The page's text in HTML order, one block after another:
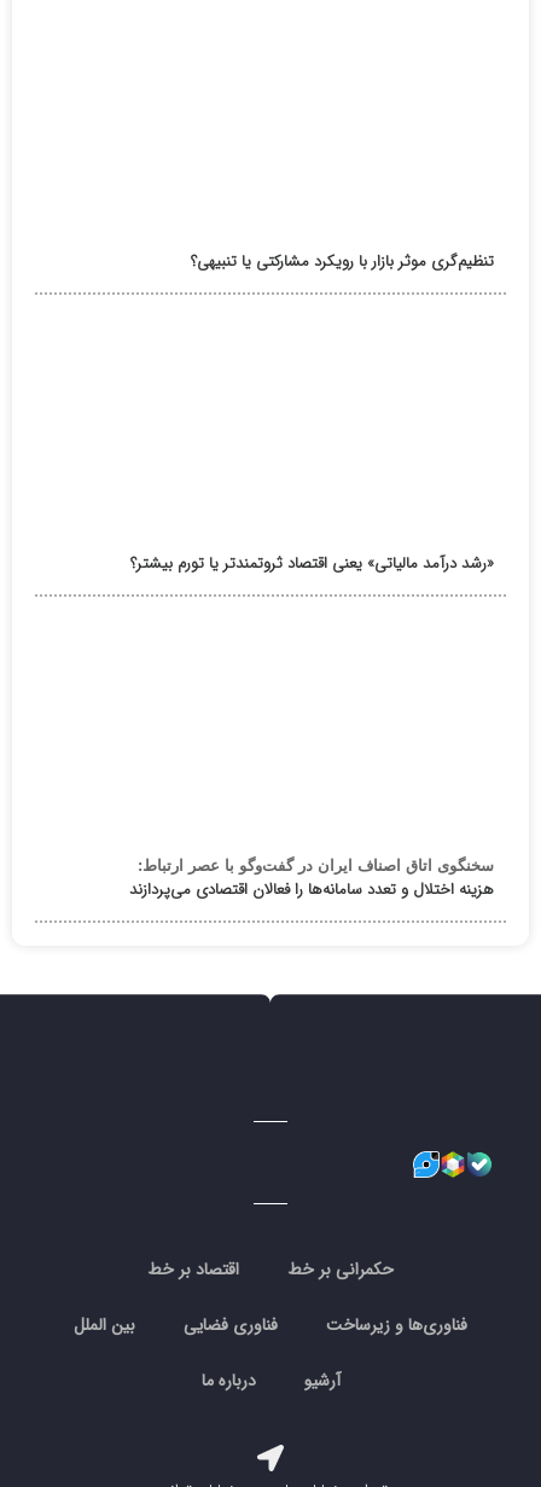
تنظیم‌گری موثر بازار با رویکرد مشارکتی یا تنبیهی؟
«رشد درآمد مالیاتی» یعنی اقتصاد ثروتمندتر یا تورم بیشتر؟
سخنگوی اتاق اصناف ایران در گفت‌وگو با عصر ارتباط:
هزینه اختلال و تعدد سامانه‌ها را فعالان اقتصادی می‌پردازند
حکمرانی بر خط اقتصاد بر خط
فناوری‌ها و زیرساخت فناوری فضایی بین الملل
آرشیو درباره ما